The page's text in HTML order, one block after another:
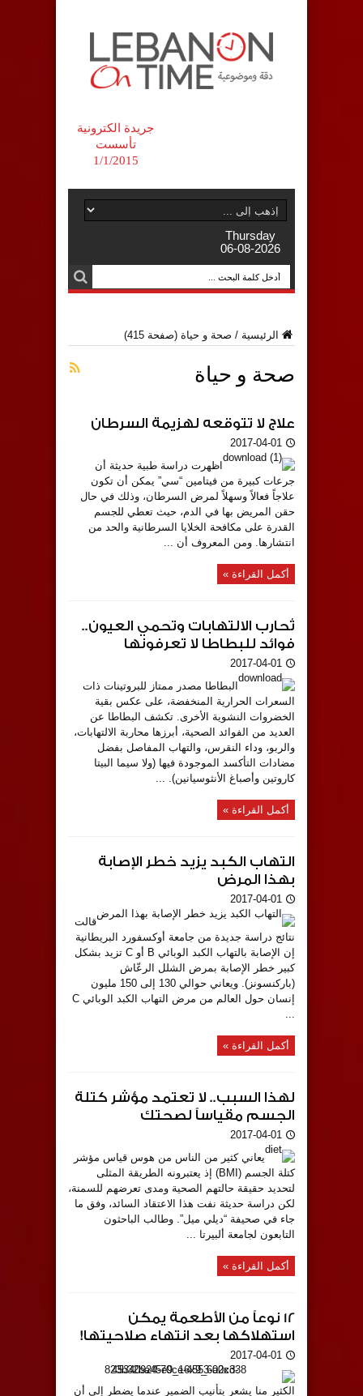
جريدة الكترونية
تأسست
1/1/2015
Thursday
06-08-2026
الرئيسية / صحة و حياة (صفحة 415)
صحة و حياة
علاج لا تتوقعه لهزيمة السرطان
2017-04-01
اظهرت دراسة طبية حديثة أن
جرعات كبيرة من فيتامين “سي” يمكن أن تكون
علاجاً فعالاً وسهلاً لمرض السرطان، وذلك في حال
حقن المريض بها في الدم، حيث تعطي للجسم
القدرة على مكافحة الخلايا السرطانية والحد من
انتشارها. ومن المعروف أن ...
أكمل القراءة »
تُحارب الالتهابات وتحمي العيون..
فوائد للبطاطا لا تعرفونها
2017-04-01
البطاطا مصدر ممتاز للبروتينات ذات
السعرات الحرارية المنخفضة، على عكس بقية
الخضروات النشوية الأخرى. تكشف البطاطا عن
العديد من الفوائد الصحية، أبرزها محاربة الالتهابات،
والربو، وداء النقرس، والتهاب المفاصل بفضل
مضادات التأكسد الموجودة فيها (ولا سيما البيتا
كاروتين وأصباغ الأنثوسيانين). ...
أكمل القراءة »
التهاب الكبد يزيد خطر الإصابة
بهذا المرض
2017-04-01
قالت
نتائج دراسة جديدة من جامعة أوكسفورد البريطانية
إن الإصابة بالتهاب الكبد الوبائي B أو C تزيد بشكل
كبير خطر الإصابة بمرض الشلل الرعّاش
(باركنسونز). ويعاني حوالي 130 إلى 150 مليون
إنسان حول العالم من مرض التهاب الكبد الوبائي C
...
أكمل القراءة »
لهذا السبب.. لا تعتمد مؤشر كتلة
الجسم مقياساً لصحتك
2017-04-01
يعاني كثير من الناس من هوس قياس مؤشر
كتلة الجسم (BMI) إذ يعتبرونه الطريقة المثلى
لتحديد حقيقة حالتهم الصحية ومدى تعرضهم للسمنة،
لكن دراسة حديثة نفت هذا الاعتقاد السائد، وفق ما
جاء في صحيفة “ديلي ميل”. وطالب الباحثون
التابعون لجامعة ألبيرتا ...
أكمل القراءة »
12 نوعاً من الأطعمة يمكن
استهلاكها بعد انتهاء صلاحيتها!
2017-04-01
الكثير منا يشعر بتأنيب الضمير عندما يضطر إلى أن